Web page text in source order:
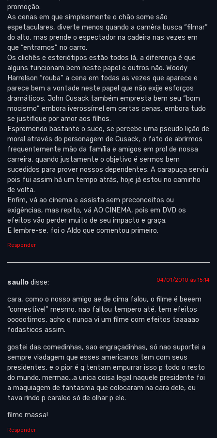
promoção.
As cenas em que simplesmente o chão some são
espetaculares, diverte menos quando a camêra busca “filmar”
do alto, mas prende o espectador na cadeira nas vezes em
que “entramos” no carro.
Os clichês e esteriótipos estão todos lá, a diferença é que
alguns funcionam bem neste papel e outros não. Woody
Harrelson “rouba” a cena em todas as vezes que aparece e
parece bem a vontade neste papel que não exije esforços
dramáticos. John Cusack também empresta bem seu “bom
mocismo” embora iverossímel em certas cenas, embora tudo
se justifique por amor aos filhos.
Espremendo bastante o suco, se percebe uma pseudo lição de
moral através do personagem de Cusack, o fato de abrirmos
frequentemente mão da família e amigos em prol de nossa
carreira, quando justamente o objetivo é sermos bem
sucedidos para prover nossos dependentes. A carapuça serviu
pois fui assim há um tempo atrás, hoje já estou no caminho
de volta.
Enfim, vá ao cinema e assista sem preconceitos ou
exigências, mas repito, vá AO CINEMA, pois em DVD os
efeitos vão perder muito de seu impacto e graça.
E lembre-se, foi o Aldo que comentou primeiro.
Responder
saullo disse: 04/01/2010 às 15:14
cara, como o nosso amigo ae de cima falou, o filme é beeem
“comestivel” mesmo, nao faltou tempero até. tem efeitos
oooootimos, acho q nunca vi um filme com efeitos taaaaao
fodasticos assim.
gostei das comedinhas, sao engraçadinhas, só nao suportei a
sempre viadagem que esses americanos tem com seus
presidentes, e o pior é q tentam empurrar isso p todo o resto
do mundo. mermao…a unica coisa legal naquele presidente foi
a maquiagem de fantasma que colocaram na cara dele, eu
tava rindo p caraleo só de olhar p ele.
filme massa!
Responder